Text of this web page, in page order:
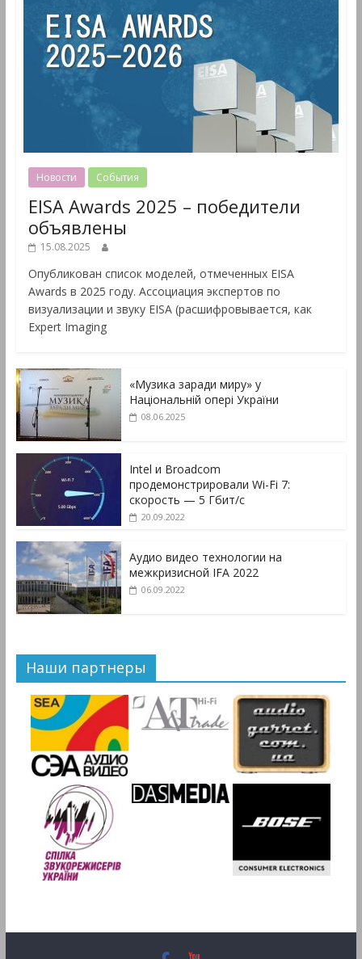
Новости События
EISA Awards 2025 – победители
объявлены
15.08.2025
Опубликован список моделей, отмеченных EISA
Awards в 2025 году. Ассоциация экспертов по
визуализации и звуку EISA (расшифровывается, как
Expert Imaging
«Музика заради миру» у
Національній опері України
08.06.2025
Intel и Broadcom
продемонстрировали Wi-Fi 7:
скорость — 5 Гбит/с
20.09.2022
Аудио видео технологии на
межкризисной IFA 2022
06.09.2022
Наши партнеры